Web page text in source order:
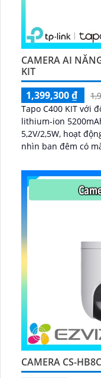
CAMERA AI
KIT
1,399,300 ₫
Tapo C400 KIT với
lithium-ion
5,2V/2,5W, hoạt
nhìn ban đêm có
qua thẻ microSD
CAMERA CS-